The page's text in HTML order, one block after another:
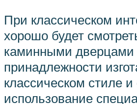
При классическом
хорошо будет
каминными
принадлежности
классическом стиле и
использование